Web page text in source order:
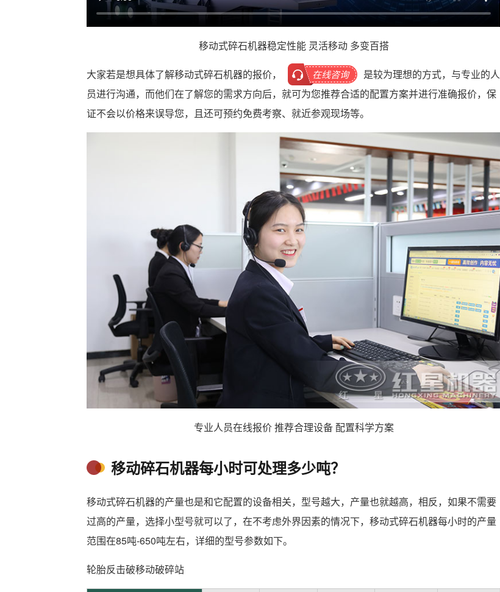
移动式碎石机器稳定性能 灵活移动 多变百搭
大家若是想具体了解移动式碎石机器的报价， 在线咨询
是较为理想的方式，与专业的人
员进行沟通，而他们在了解您的需求方向后，就可为您推荐合适的配置方案并进行准确报价，保
证不会以价格来误导您，且还可预约免费考察、就近参观现场等。
专业人员在线报价 推荐合理设备 配置科学方案
移动碎石机器每小时可处理多少吨？
移动式碎石机器的产量也是和它配置的设备相关，型号越大，产量也就越高，相反，如果不需要
过高的产量，选择小型号就可以了，在不考虑外界因素的情况下，移动式碎石机器每小时的产量
范围在85吨-650吨左右，详细的型号参数如下。
轮胎反击破移动破碎站